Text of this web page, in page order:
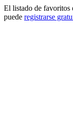
El listado de favoritos
puede registrarse